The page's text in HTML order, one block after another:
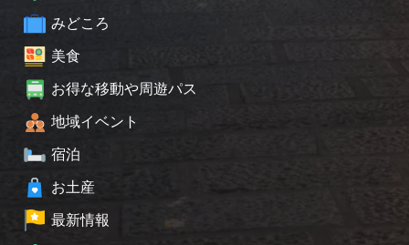
みどころ
美食
お得な移動や周遊パス
地域イベント
宿泊
お土産
最新情報